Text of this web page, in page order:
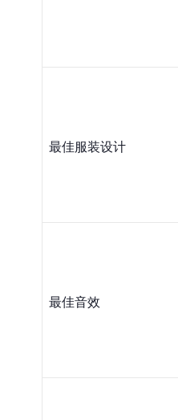
最佳服装设计
最佳音效